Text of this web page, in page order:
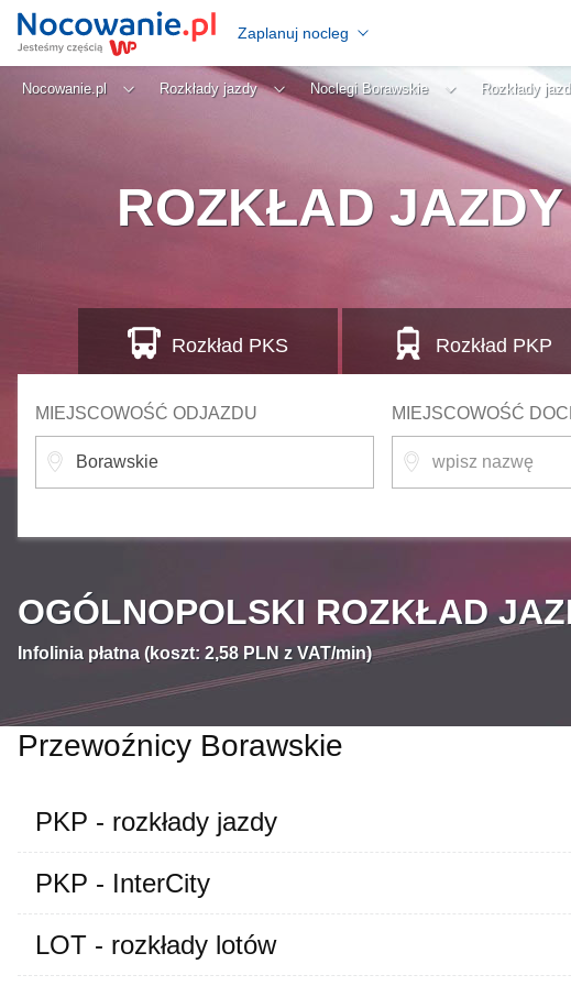
Zaplanuj nocleg
Nocowanie.pl Rozkłady jazdy Noclegi Borawskie Rozkłady
ROZKŁAD
MIEJSCOWOŚĆ ODJAZDU MIEJSCOWOŚĆ
Rozkład PKS Rozkład PKP
OGÓLNOPOLSKI ROZKŁAD
Infolinia płatna (koszt: 2,58 PLN z VAT/min)
Przewoźnicy Borawskie
PKP - rozkłady jazdy
PKP - InterCity
LOT - rozkłady lotów